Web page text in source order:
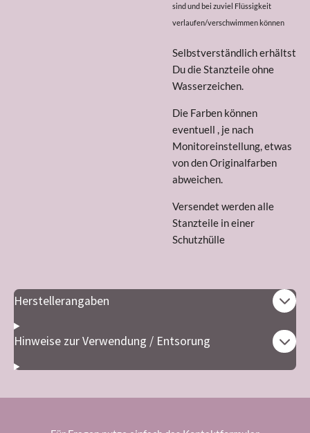
sind und bei zuviel Flüssigkeit
verlaufen/verschwimmen können
Selbstverständlich erhältst
Du die Stanzteile ohne
Wasserzeichen.
Die Farben können
eventuell , je nach
Monitoreinstellung, etwas
von den Originalfarben
abweichen.
Versendet werden alle
Stanzteile in einer
Schutzhülle
Herstellerangaben
Hinweise zur Verwendung / Entsorung